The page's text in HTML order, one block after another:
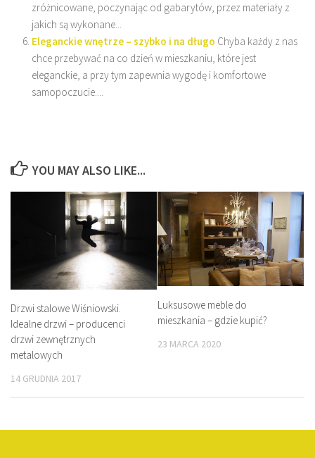
zróżnicowane, poczynając od gabarytów, przez materiały z
jakich są wykonane...
Eleganckie wnętrze – szybko i na długo Chyba każdy z nas
chce przebywać na co dzień w mieszkaniu, które jest
eleganckie, a przy tym zapewnia wygodę i komfortowe
samopoczucie....
YOU MAY ALSO LIKE...
Drzwi stalowe Wiśniowski.
Idealne drzwi – producenci
drzwi zewnętrznych
metalowych
14 GRUDNIA 2017
Luksusowe meble do
mieszkania – gdzie kupić?
23 MARCA 2020